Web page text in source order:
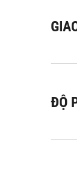
ĐỘ